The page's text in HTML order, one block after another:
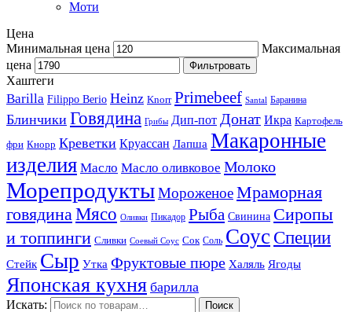
Моти
Цена
Минимальная цена
Максимальная
цена
Фильтровать
Хаштеги
Barilla Filippo Berio Heinz Knorr Primebeef Santal Баранина
Блинчики Говядина Грибы Дип-пот Донат Икра Картофель
фри Кнорр Креветки Круассан Лапша Макаронные
изделия Масло Масло оливковое Молоко
МорепродуктыМороженоеМраморная
говядина Мясо Оливки Пикадор Рыба Свинина Сиропы
и топпинги Сливки Соевый Соус Сок Соль Соус Специи
Стейк Сыр Утка Фруктовые пюре Халяль Ягоды
Японская кухня барилла
Искать: Поиск